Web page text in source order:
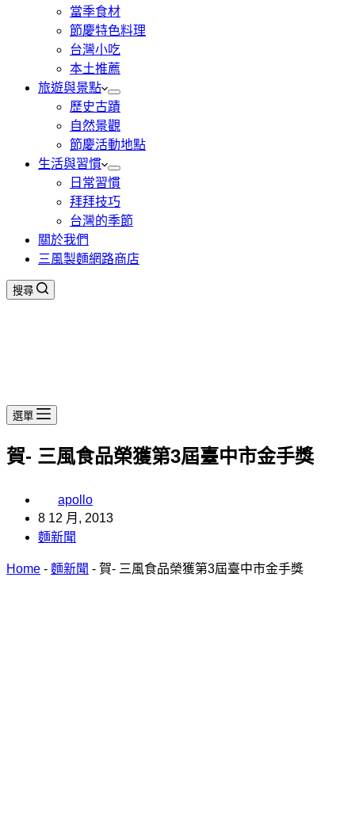
當季食材
節慶特色料理
台灣小吃
本土推薦
旅遊與景點
歷史古蹟
自然景觀
節慶活動地點
生活與習慣
日常習慣
拜拜技巧
台灣的季節
關於我們
三風製麵網路商店
搜尋
選單
賀- 三風食品榮獲第3屆臺中市金手獎
apollo
8 12 月, 2013
麵新聞
Home - 麵新聞 - 賀- 三風食品榮獲第3屆臺中市金手獎